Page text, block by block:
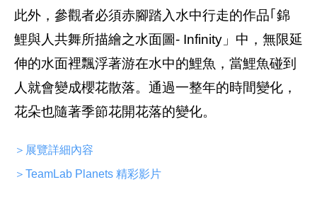
此外，參觀者必須赤腳踏入水中行走的作品｢錦
鯉與人共舞所描繪之水面圖- Infinity」中，無限延
伸的水面裡飄浮著游在水中的鯉魚，當鯉魚碰到
人就會變成櫻花散落。通過一整年的時間變化，
花朵也隨著季節花開花落的變化。
＞展覽詳細內容
＞TeamLab Planets 精彩影片